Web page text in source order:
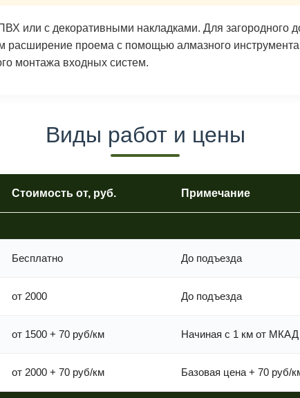
или с декоративными накладками. Для загородного
расширение проема с помощью алмазного
монтажа входных систем.
Виды работ и цены
Стоимость от, руб. Примечание
Бесплатно До подъезда
от 2000 До подъезда
от 1500 + 70 руб/км Начиная с 1 км от МКАД
от 2000 + 70 руб/км Базовая цена + 70 руб/